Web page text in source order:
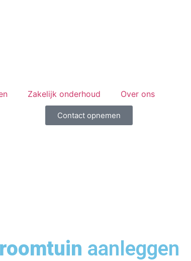
Zakelijk onderhoud Over ons
Contact opnemen
aanleggen